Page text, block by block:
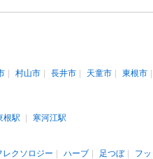
村山市 長井市 天童市 東根市
根駅
寒河江駅
レクソロジー ハーブ 足つぼ フ